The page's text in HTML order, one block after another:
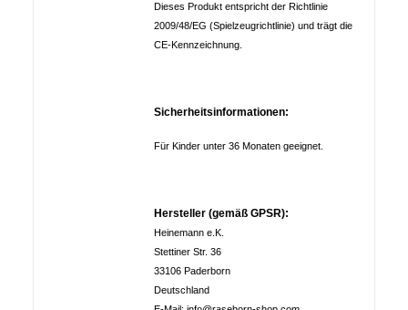
Dieses Produkt entspricht der Richtlinie
2009/48/EG (Spielzeugrichtlinie) und trägt die
CE-Kennzeichnung.
Sicherheitsinformationen:
Für Kinder unter 36 Monaten geeignet.
Hersteller (gemäß GPSR):
Heinemann e.K.
Stettiner Str. 36
33106 Paderborn
Deutschland